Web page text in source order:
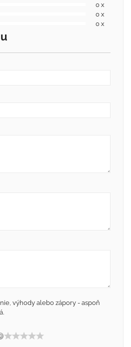
0 x
0 x
0 x
výhody alebo zápory - aspoň